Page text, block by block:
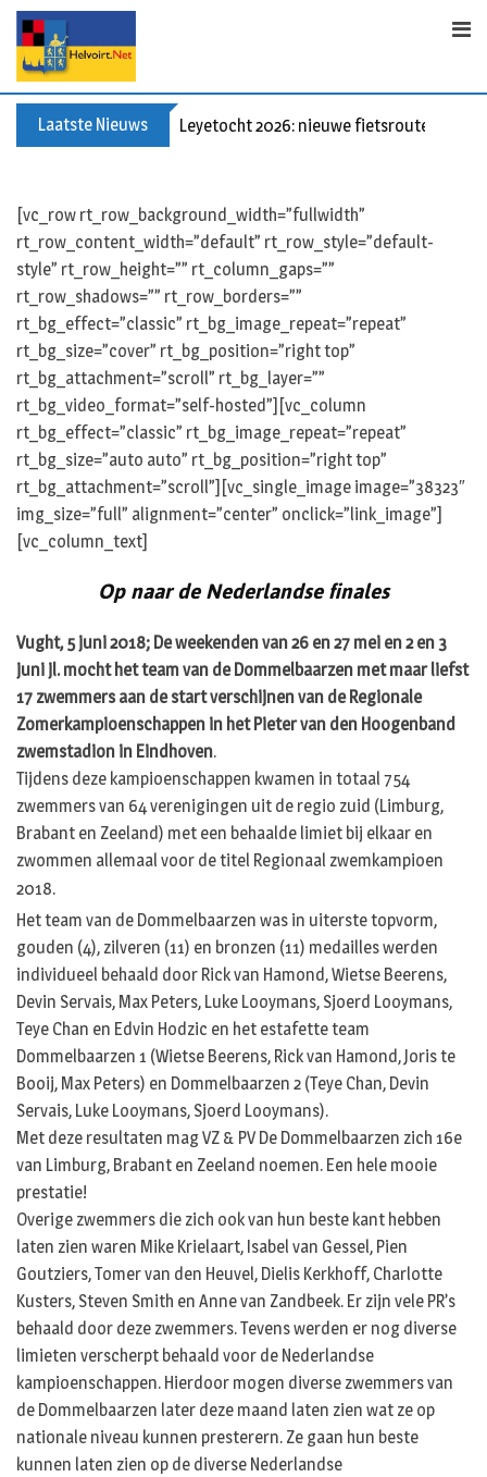
p
Laatste Nieuws Leyetocht 2026: nieuwe fietsroutes
[vc_row rt_row_background_width=”fullwidth”
rt_row_content_width=”default” rt_row_style=”default-
style” rt_row_height=”” rt_column_gaps=””
rt_row_shadows=”” rt_row_borders=””
rt_bg_effect=”classic” rt_bg_image_repeat=”repeat”
rt_bg_size=”cover” rt_bg_position=”right top”
rt_bg_attachment=”scroll” rt_bg_layer=””
rt_bg_video_format=”self-hosted”][vc_column
rt_bg_effect=”classic” rt_bg_image_repeat=”repeat”
rt_bg_size=”auto auto” rt_bg_position=”right top”
rt_bg_attachment=”scroll”][vc_single_image image=”38323″
img_size=”full” alignment=”center” onclick=”link_image”]
[vc_column_text]
Op naar de Nederlandse finales
Vught, 5 juni 2018; De weekenden van 26 en 27 mei en 2 en 3
juni jl. mocht het team van de Dommelbaarzen met maar liefst
17 zwemmers aan de start verschijnen van de Regionale
Zomerkampioenschappen in het Pieter van den Hoogenband
zwemstadion in Eindhoven.
Tijdens deze kampioenschappen kwamen in totaal 754
zwemmers van 64 verenigingen uit de regio zuid (Limburg,
Brabant en Zeeland) met een behaalde limiet bij elkaar en
zwommen allemaal voor de titel Regionaal zwemkampioen
2018.
Het team van de Dommelbaarzen was in uiterste topvorm,
gouden (4), zilveren (11) en bronzen (11) medailles werden
individueel behaald door Rick van Hamond, Wietse Beerens,
Devin Servais, Max Peters, Luke Looymans, Sjoerd Looymans,
Teye Chan en Edvin Hodzic en het estafette team
Dommelbaarzen 1 (Wietse Beerens, Rick van Hamond, Joris te
Booij, Max Peters) en Dommelbaarzen 2 (Teye Chan, Devin
Servais, Luke Looymans, Sjoerd Looymans).
Met deze resultaten mag VZ & PV De Dommelbaarzen zich 16e
van Limburg, Brabant en Zeeland noemen. Een hele mooie
prestatie!
Overige zwemmers die zich ook van hun beste kant hebben
laten zien waren Mike Krielaart, Isabel van Gessel, Pien
Goutziers, Tomer van den Heuvel, Dielis Kerkhoff, Charlotte
Kusters, Steven Smith en Anne van Zandbeek. Er zijn vele PR’s
behaald door deze zwemmers. Tevens werden er nog diverse
limieten verscherpt behaald voor de Nederlandse
kampioenschappen. Hierdoor mogen diverse zwemmers van
de Dommelbaarzen later deze maand laten zien wat ze op
nationale niveau kunnen presterern. Ze gaan hun beste
kunnen laten zien op de diverse Nederlandse